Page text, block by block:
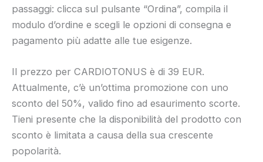
passaggi: clicca sul pulsante “Ordina”, compila il
modulo d’ordine e scegli le opzioni di consegna e
pagamento più adatte alle tue esigenze.
Il prezzo per CARDIOTONUS è di 39 EUR.
Attualmente, c’è un’ottima promozione con uno
sconto del 50%, valido fino ad esaurimento scorte.
Tieni presente che la disponibilità del prodotto con
sconto è limitata a causa della sua crescente
popolarità.